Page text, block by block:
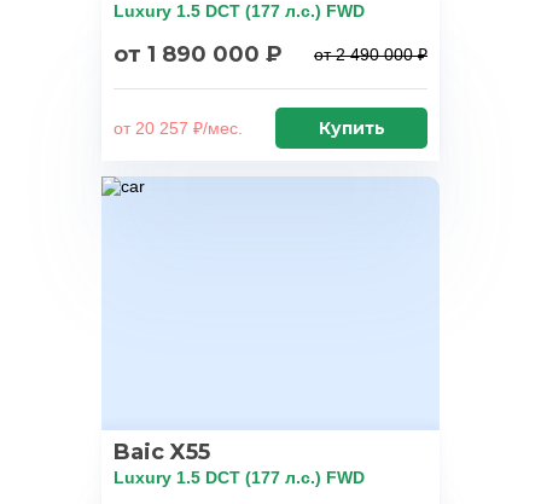
Luxury 1.5 DCT (177 л.с.) FWD
от 1 890 000 ₽ от 2 490 000 ₽
от 20 257 ₽/мес. Купить
Baic X55
Luxury 1.5 DCT (177 л.с.) FWD